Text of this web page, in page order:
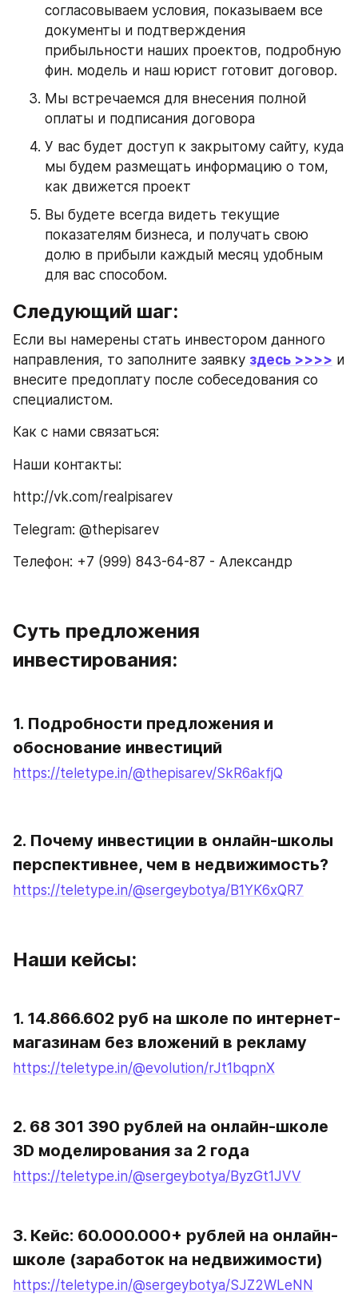
согласовываем условия, показываем все
документы и подтверждения
прибыльности наших проектов, подробную
фин. модель и наш юрист готовит договор.
Мы встречаемся для внесения полной
оплаты и подписания договора
У вас будет доступ к закрытому сайту, куда
мы будем размещать информацию о том,
как движется проект
Вы будете всегда видеть текущие
показателям бизнеса, и получать свою
долю в прибыли каждый месяц удобным
для вас способом.
Следующий шаг:
Если вы намерены стать инвестором данного
направления, то заполните заявку здесь >>>> и
внесите предоплату после собеседования со
специалистом.
Как с нами связаться:
Наши контакты:
http://vk.com/realpisarev
Telegram: @thepisarev
Телефон: +7 (999) 843-64-87 - Александр
Суть предложения
инвестирования:
1. Подробности предложения и
обоснование инвестиций
https://teletype.in/@thepisarev/SkR6akfjQ
2. Почему инвестиции в онлайн-школы
перспективнее, чем в недвижимость?
https://teletype.in/@sergeybotya/B1YK6xQR7
Наши кейсы:
1. 14.866.602 руб на школе по интернет-
магазинам без вложений в рекламу
https://teletype.in/@evolution/rJt1bqpnX
2. 68 301 390 рублей на онлайн-школе
3D моделирования за 2 года
https://teletype.in/@sergeybotya/ByzGt1JVV
3. Кейс: 60.000.000+ рублей на онлайн-
школе (заработок на недвижимости)
https://teletype.in/@sergeybotya/SJZ2WLeNN